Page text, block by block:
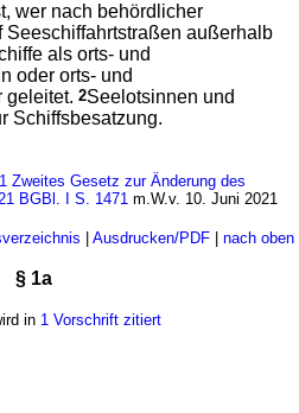
wer nach behördlicher
außerhalb
als orts- und
oder orts- und
geleitet.2Seelotsinnen und
Schiffsbesatzung.
Zweites Gesetz zur Änderung des
BGBl. I S. 1471 m.W.v. 10. Juni 2021
Ausdrucken/PDF| nach oben
§ 1a
in 1 Vorschrift zitiert